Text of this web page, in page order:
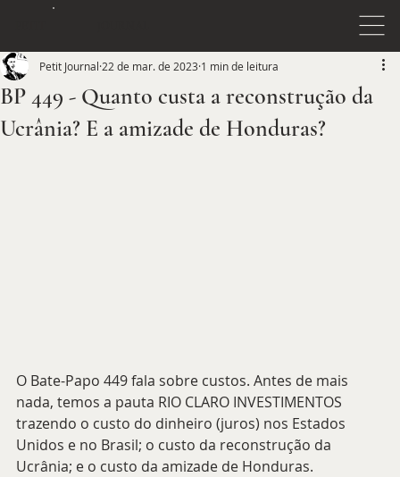
BP 449 - Quanto custa a reconstrução da
Ucrânia? E a amizade de Honduras?
Petit Journal 22 de mar. de 2023 1 min de leitura
O Bate-Papo 449 fala sobre custos. Antes de mais
nada, temos a pauta RIO CLARO INVESTIMENTOS
trazendo o custo do dinheiro (juros) nos Estados
Unidos e no Brasil; o custo da reconstrução da
Ucrânia; e o custo da amizade de Honduras.